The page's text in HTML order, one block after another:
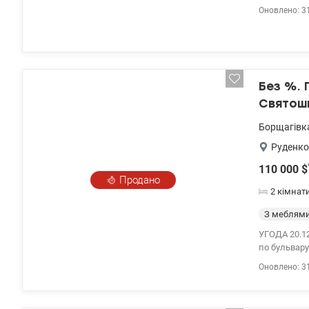
Оновлено:
Продано
Без %.
110 000 $
2
З
УГОДА 20.12.2023 цена
по
Оновлено: